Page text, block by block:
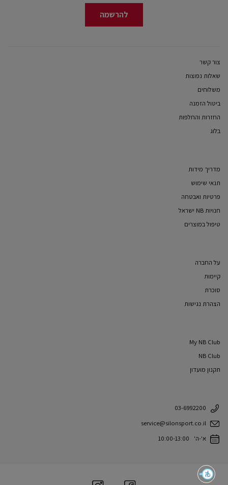
להרשמה
צור קשר
שאלות נפוצות
משלוחים
ביטול הזמנה
החזרות והחלפות
בלוג
מדריך מידות
תנאי שימוש
פרטיות ואבטחה
חנויות NB ישראל
טיפול במוצרים
על החברה
קיימות
סוכרת
הצהרת נגישות
My NB Club
NB Club
תקנון מועדון
03-6992200
service@silonsport.co.il
א'-ה' 10:00-13:00